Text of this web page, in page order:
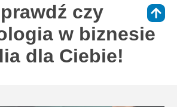
czy
w biznesie
dla Ciebie!